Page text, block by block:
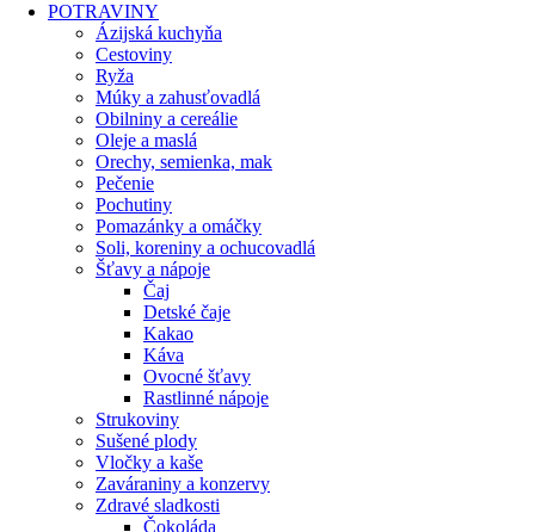
POTRAVINY
Ázijská kuchyňa
Cestoviny
Ryža
Múky a zahusťovadlá
Obilniny a cereálie
Oleje a maslá
Orechy, semienka, mak
Pečenie
Pochutiny
Pomazánky a omáčky
Soli, koreniny a ochucovadlá
Šťavy a nápoje
Čaj
Detské čaje
Kakao
Káva
Ovocné šťavy
Rastlinné nápoje
Strukoviny
Sušené plody
Vločky a kaše
Zaváraniny a konzervy
Zdravé sladkosti
Čokoláda